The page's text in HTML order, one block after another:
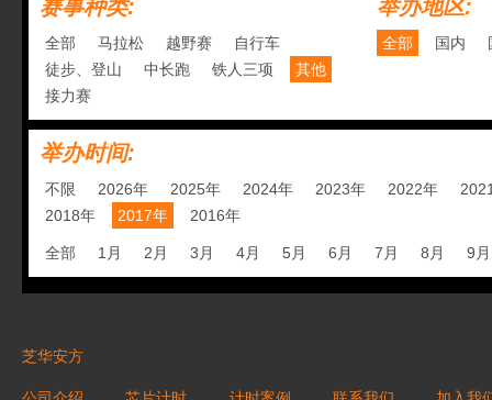
赛事种类:
全部 马拉松 越野赛
自行车
徒步、登山
中长跑 铁人三项
其他
接力赛
举办地区:
全部 国内
举办时间:
不限 2026年 2025年 2024年 2023年 2022年
2018年
2017年 2016年
全部 1月 2月 3月 4月 5月 6月 7月 8月 9月
芝华安方